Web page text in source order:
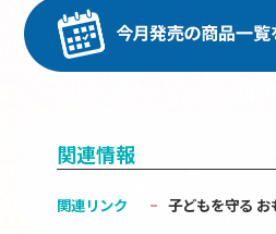
関連情報
関連リンク 子どもを守る